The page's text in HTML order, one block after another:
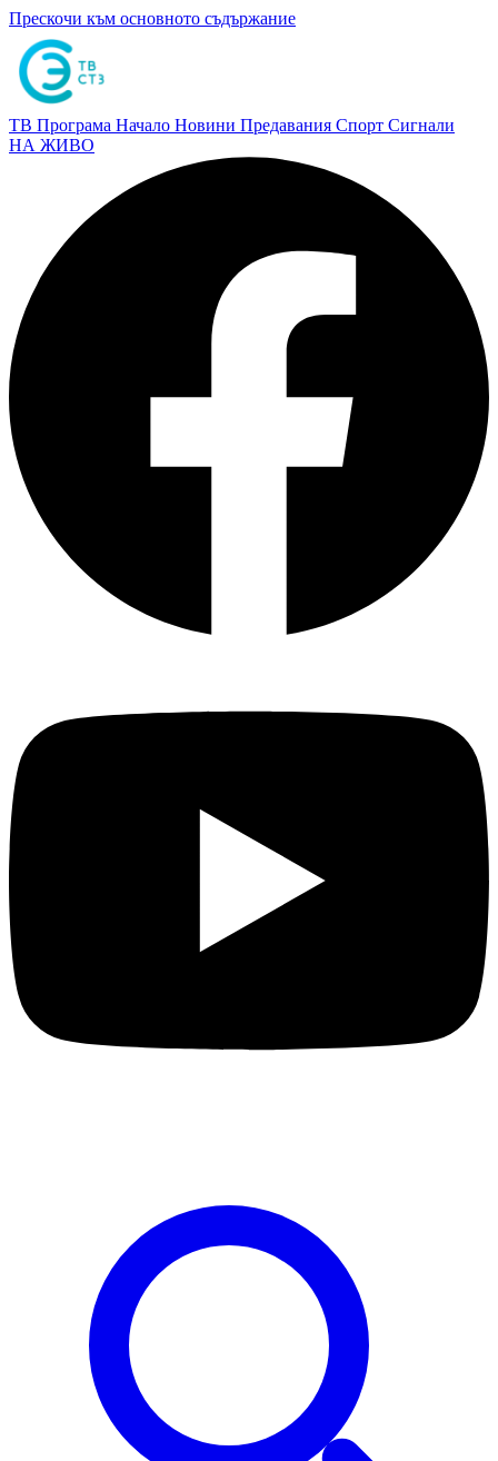
Прескочи към основното съдържание
ТВ Програма Начало Новини Предавания Спорт Сигнали
НА ЖИВО